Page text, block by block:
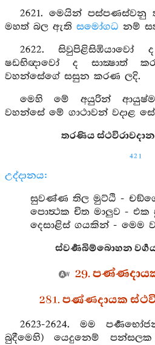
2621. මෙයින්
මහත් බල ඇති සමෝගධ නම්
2622. සිවුපිළිසිඹියාවෝ
ෂඩභිඥාවෝ ද සාක්‍ෂාත්
වහන්සේගේ සසුන කරණ ලදි.
මෙහි මේ අයුරින්
වහන්සේ මේ ගාථාවන් වදාළ
තරණිය
421
උද්දානය:
සුවණ්ණ තිල මුට්ඨි -
පොත්‍ථක චිත මාලුව -
දෙසාළිස් ගයකින් - මෙම
ස්වර්‍ණබිම්බොහන
29.
281. පණ්ණදායක
2623-2624. මම
බුදීමෙහි) යෙදුනෙම්